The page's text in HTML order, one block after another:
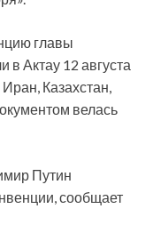
главы
в Актау 12 августа
Казахстан,
велась
Путин
сообщает